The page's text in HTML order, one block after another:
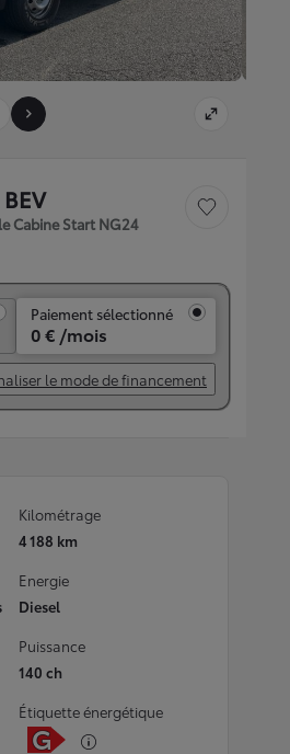
Cabine Start NG24
Sauvegarder le
Paiement sélectionné
0 € /mois
le mode de financement
Kilométrage
4 188 km
Energie
Diesel
Puissance
140 ch
Étiquette énergétique